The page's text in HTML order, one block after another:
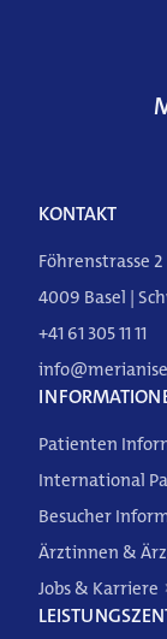
KONTAKT
Föhrenstrasse 2
4009 Basel |
+41 61 305 11 11
Patienten
International
Besucher
Ärztinnen &
Jobs & Karriere